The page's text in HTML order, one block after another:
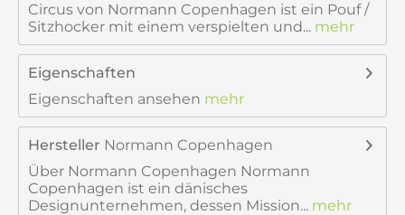
Circus von Normann Copenhagen ist ein Pouf /
Sitzhocker mit einem verspielten und... mehr
Eigenschaften
Eigenschaften ansehen mehr
Hersteller Normann Copenhagen
Über Normann Copenhagen Normann
Copenhagen ist ein dänisches
Designunternehmen, dessen Mission... mehr